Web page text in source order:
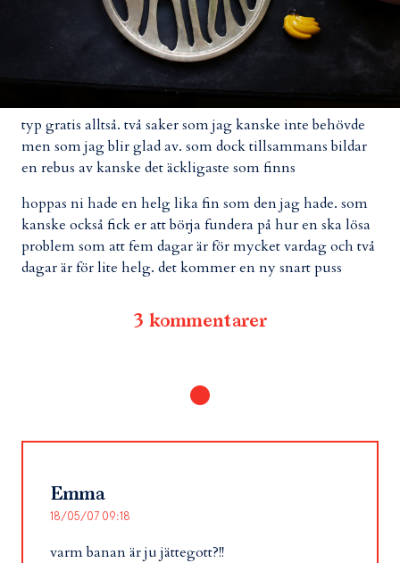
typ gratis alltså. två saker som jag kanske inte behövde
men som jag blir glad av. som dock tillsammans bildar
en rebus av kanske det äckligaste som finns
hoppas ni hade en helg lika fin som den jag hade. som
kanske också fick er att börja fundera på hur en ska lösa
problem som att fem dagar är för mycket vardag och två
dagar är för lite helg. det kommer en ny snart puss
3 kommentarer
Emma
18/05/07 09:18
varm banan är ju jättegott?!!